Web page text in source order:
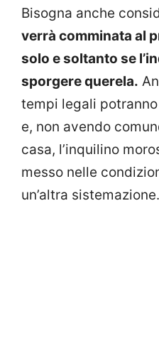
Bisogna anche
verrà comminata al
solo e soltanto se
sporgere querela.
tempi legali
e, non avendo
casa, l’inquilino
messo nelle
un’altra sistemazione.